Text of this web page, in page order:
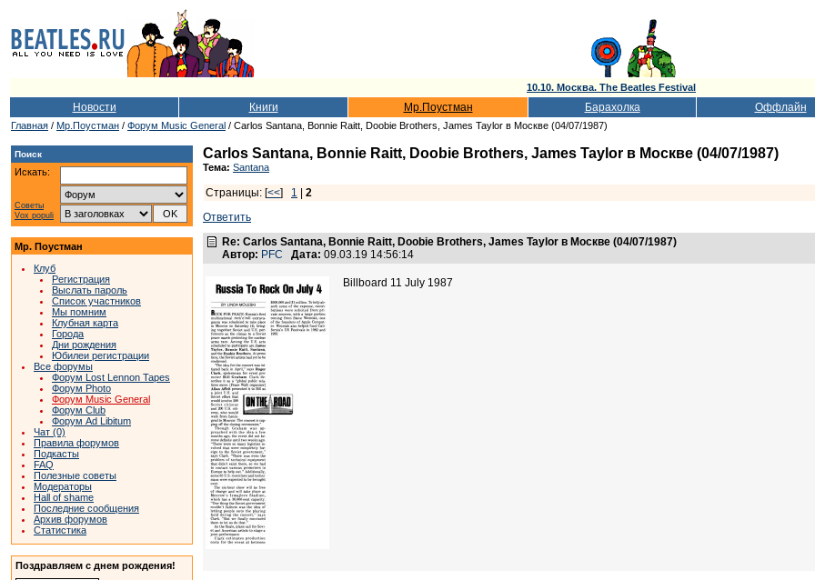
10.10. Москва. The Beatles Festival
Новости Книги Мр.Поустман Барахолка Оффлайн
Главная / Мр.Поустман / Форум Music General / Carlos Santana, Bonnie Raitt, Doobie Brothers, James Taylor в Москве (04/07/1987)
Поиск
Искать:
Советы
Vox populi
Мр. Поустман
Клуб
Регистрация
Выслать пароль
Список участников
Мы помним
Клубная карта
Города
Дни рождения
Юбилеи регистрации
Все форумы
Форум Lost Lennon Tapes
Форум Photo
Форум Music General
Форум Club
Форум Ad Libitum
Чат (0)
Правила форумов
Подкасты
FAQ
Полезные советы
Модераторы
Hall of shame
Последние сообщения
Архив форумов
Статистика
Поздравляем с днем рождения!
Carlos Santana, Bonnie Raitt, Doobie Brothers, James Taylor в Москве (04/07/1987)
Тема: Santana
Страницы: [<<] 1
2
Ответить
Re: Carlos Santana, Bonnie Raitt, Doobie Brothers, James Taylor в Москве (04/07/1987)
Автор: PFC Дата: 09.03.19 14:56:14
Billboard 11 July 1987